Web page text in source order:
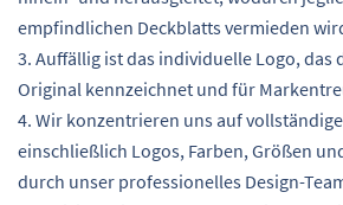
empfindlichen Deckblatts vermieden
3. Auffällig ist das individuelle Logo, das
Original kennzeichnet und für
4. Wir konzentrieren uns auf
einschließlich Logos, Farben, Größen
durch unser professionelles Design-